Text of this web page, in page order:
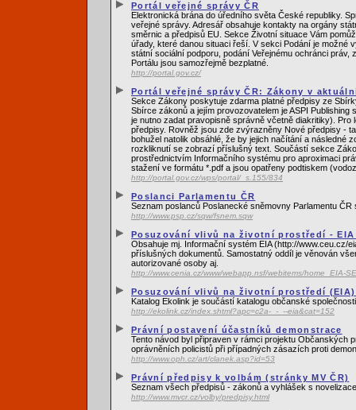
Portál veřejné správy ČR
Elektronická brána do úředního světa České republiky.
veřejné správy. Adresář obsahuje kontakty na orgány
směrnic a předpisů EU. Sekce Životní situace Vám
úřady, které danou situaci řeší. V sekci Podání je možné
státní sociální podporu, podání Veřejnému ochránci
Portálu jsou samozřejmě bezplatné.
http://portal.gov.cz/
Portál veřejné správy ČR: Zákony v
Sekce Zákony poskytuje zdarma platné předpisy ze
Sbírce zákonů a jejím provozovatelem je ASPI
je nutno zadat pravopisně správně včetně diakritiky).
předpisy. Rovněž jsou zde zvýrazněny Nové předpisy -
bohužel natolik obsáhlé, že by jejich načítání a následné
rozkliknutí se zobrazí příslušný text. Součástí sekce
prostřednictvím Informačního systému pro aproximaci
stažení ve formátu *.pdf a jsou opatřeny podtiskem
http://portal.gov.cz/wps/portal/_s.155/834
Poslanci Parlamentu ČR
Seznam poslanců Poslanecké sněmovny Parlamentu ČR
http://www.psp.cz/sqw/fsnem.sqw
Posuzování vlivů na životní prostředí - EIA
Obsahuje mj. Informační systém EIA (http://www.ceu.cz/
příslušných dokumentů. Samostatný oddíl je věnován
autorizované osoby aj.
http://www.cenia.cz/www/webapp.nsf/webitems/home_EIA-
Posuzování vlivů na životní prostředí
Katalog Ekolink je součástí katalogu občanské
http://ekolink.cz/index.shtml?apc=c2a-_-_--eia&cat=152
Právní postavení účastníků demonstrace
Tento návod byl připraven v rámci projektu Občanských
oprávněních policistů při případných zásazích proti
http://www.oph.cz/art/clanek.asp?id=53
Právní předpisy k volbám (stránky MV ČR)
Seznam všech předpisů - zákonů a vyhlášek s
http://www.mvcr.cz/volby/predpisy.html